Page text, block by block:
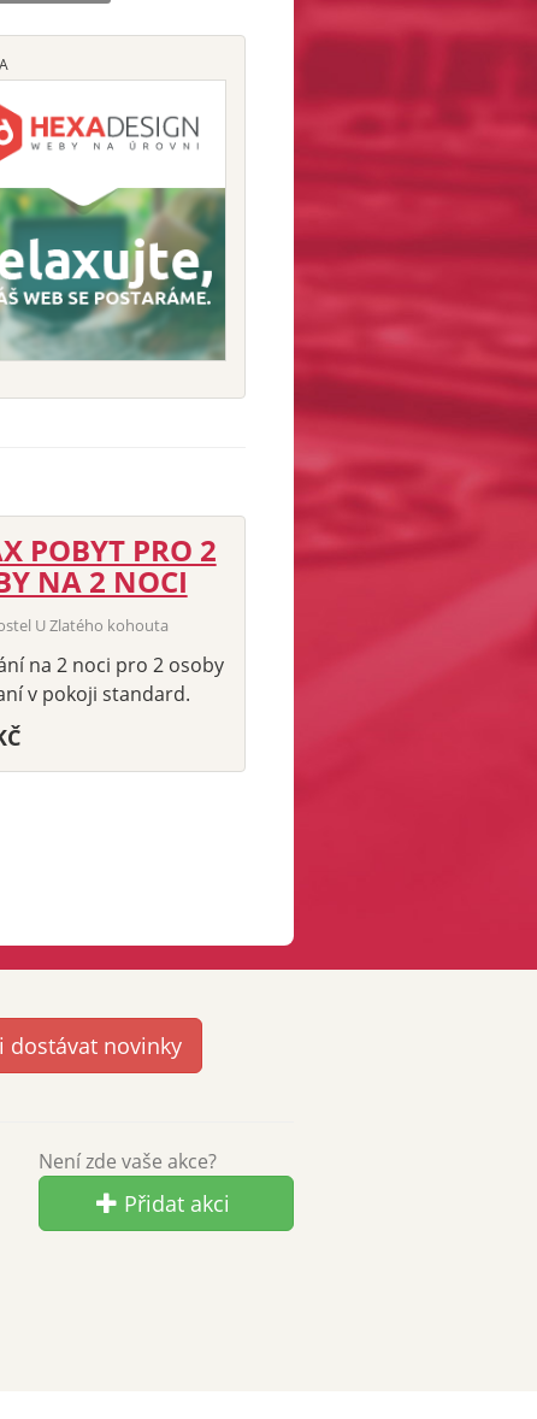
POBYT PRO 2
NA 2 NOCI
U Zlatého kohouta
na 2 noci pro 2 osoby
v pokoji standard.
Není zde vaše akce?
Přidat akci